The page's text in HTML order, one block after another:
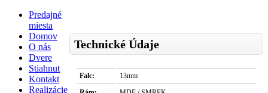
Technické Údaje
Falc:
13mm
Predajné
miesta
Domov
O nás
Dvere
Stiahnut
Kontakt
Realizácie